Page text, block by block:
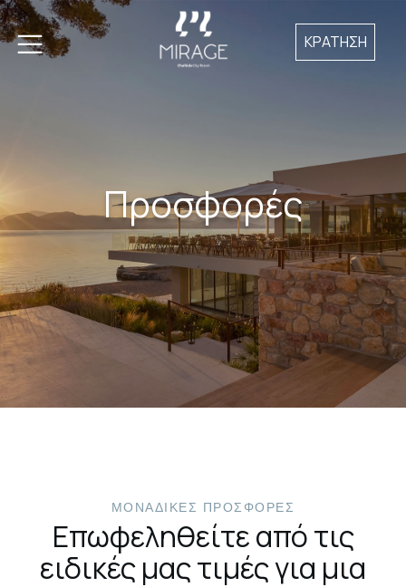
ΚΡΑΤΗΣΗ
Προσφορές
ΜΟΝΑΔΙΚΈΣ ΠΡΟΣΦΟΡΕΣ
Επωφεληθείτε από τις
ειδικές μας τιμές για μια